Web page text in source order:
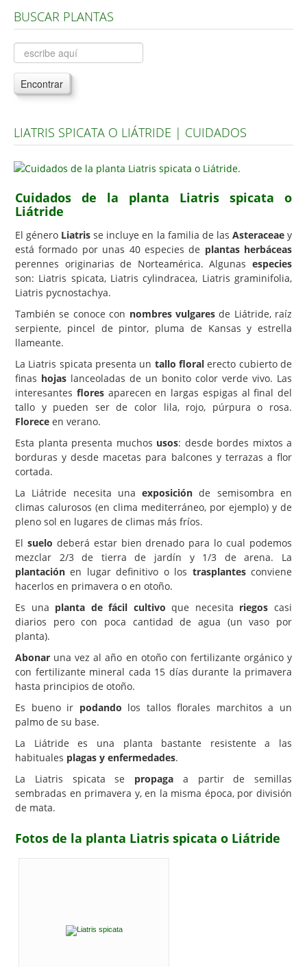
Árboles, Cicas y Palmeras de la G a la Z
Plantas Anuales y Perennes
Plantas Bulbosas y Acuáticas
Plantas de Interior
Plantas Aromáticas y de Huerto
Plantas Carnívoras y Orquídeas
Hemisferio Norte
Hemisferio Sur
Enfermedades
Animales
Carencias
Flores y Plantas
Árboles y Palmeras
Arbustos y Trepadoras
Cactus y Suculentas
BUSCAR PLANTAS
Encontrar
LIATRIS SPICATA O LIÁTRIDE | CUIDADOS
Cuidados de la planta Liatris spicata o
Liátride
El género Liatris se incluye en la familia de las Asteraceaey
está formado por unas 40 especies de plantas herbáceas
perennes originarias de Norteamérica. Algunas especies
son: Liatris spicata, Liatris cylindracea, Liatris graminifolia,
Liatris pycnostachya.
También se conoce con nombres vulgaresde Liátride, raíz
serpiente, pincel de pintor, pluma de Kansas y estrella
llameante.
La Liatris spicata presenta un tallo floral erecto cubierto de
finas hojas lanceoladas de un bonito color verde vivo. Las
interesantes floresaparecen en largas espigas al final del
tallo y pueden ser de color lila, rojo, púrpura o rosa.
Florece en verano.
Esta planta presenta muchos usos: desde bordes mixtos a
borduras y desde macetas para balcones y terrazas a flor
cortada.
La Liátride necesita unaexposición de semisombra en
climas calurosos (en clima mediterráneo, por ejemplo) y de
pleno sol en lugares de climas más fríos.
El suelo deberá estar bien drenado para lo cual podemos
mezclar 2/3 de tierra de jardín y 1/3 de arena. La
plantación en lugar definitivo o los trasplantesconviene
hacerlos en primavera o en otoño.
Es una planta de fácil cultivo que necesita riegos casi
diarios pero con poca cantidad de agua (un vaso por
planta).
Abonar una vez al año en otoño con fertilizante orgánico y
con fertilizante mineral cada 15 días durante la primavera
hasta principios de otoño.
Es bueno ir podando los tallos florales marchitos a un
palmo de su base.
La Liátride es una planta bastante resistente a las
habituales plagas y enfermedades.
La Liatris spicata se propaga a partir de semillas
sembradas en primavera y, en la misma época, por división
de mata.
Fotos de la planta Liatris spicata o Liátride